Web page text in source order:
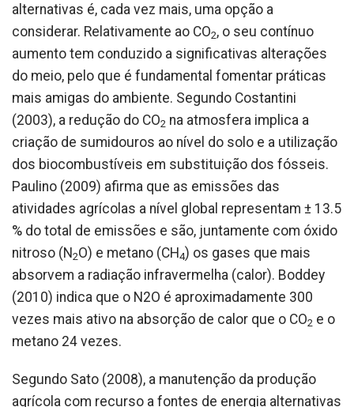
alternativas é, cada vez mais, uma opção a
considerar. Relativamente ao CO2, o seu contínuo
aumento tem conduzido a significativas alterações
do meio, pelo que é fundamental fomentar práticas
mais amigas do ambiente. Segundo Costantini
(2003), a redução do CO2 na atmosfera implica a
criação de sumidouros ao nível do solo e a utilização
dos biocombustíveis em substituição dos fósseis.
Paulino (2009) afirma que as emissões das
atividades agrícolas a nível global representam ± 13.5
% do total de emissões e são, juntamente com óxido
nitroso (N2O) e metano (CH4) os gases que mais
absorvem a radiação infravermelha (calor). Boddey
(2010) indica que o N2O é aproximadamente 300
vezes mais ativo na absorção de calor que o CO2 e o
metano 24 vezes.
Segundo Sato (2008), a manutenção da produção
agrícola com recurso a fontes de energia alternativas